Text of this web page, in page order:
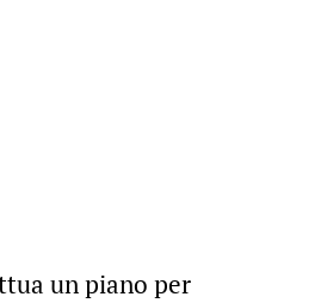
un piano per